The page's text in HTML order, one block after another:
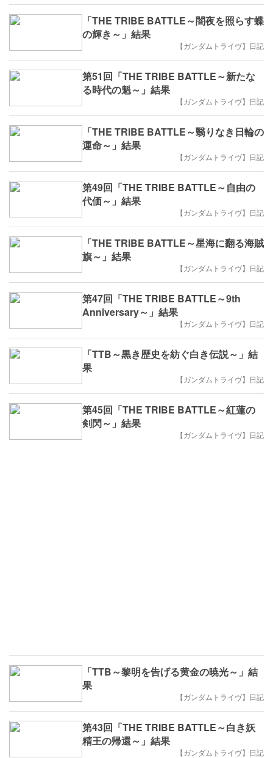
「THE TRIBE BATTLE～闇夜を照らす蝶
の輝き～」結果
【ガンダムトライヴ】日記
第51回「THE TRIBE BATTLE～新たな
る時代の魁～」結果
【ガンダムトライヴ】日記
「THE TRIBE BATTLE～翳りなき日輪の
運命～」結果
【ガンダムトライヴ】日記
第49回「THE TRIBE BATTLE～自由の
代価～」結果
【ガンダムトライヴ】日記
「THE TRIBE BATTLE～星海に翻る海賊
旗～」結果
【ガンダムトライヴ】日記
第47回「THE TRIBE BATTLE～9th
Anniversary～」結果
【ガンダムトライヴ】日記
「TTB～黒き歴史を紡ぐ白き伝説～」結
果
【ガンダムトライヴ】日記
第45回「THE TRIBE BATTLE～紅蓮の
剣閃～」結果
【ガンダムトライヴ】日記
「TTB～黎明を告げる黄金の暁光～」結
果
【ガンダムトライヴ】日記
第43回「THE TRIBE BATTLE～白き妖
精王の帰還～」結果
【ガンダムトライヴ】日記